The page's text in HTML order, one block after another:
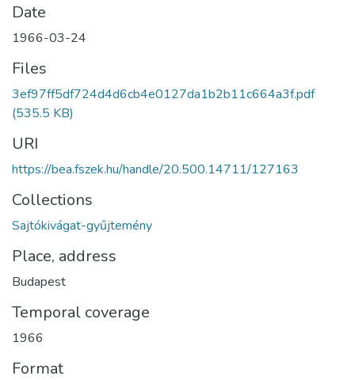
Date
1966-03-24
Files
3ef97ff5df724d4d6cb4e0127da1b2b11c664a3f.pdf
(535.5 KB)
URI
https://bea.fszek.hu/handle/20.500.14711/127163
Collections
Sajtókivágat-gyűjtemény
Place, address
Budapest
Temporal coverage
1966
Format